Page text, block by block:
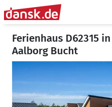
Ferienhaus D62315
Aalborg Bucht